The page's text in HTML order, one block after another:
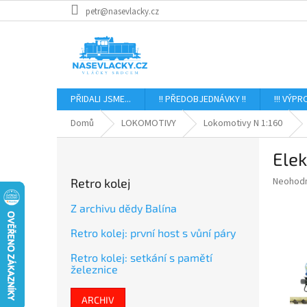
na
petr@nasevlacky.cz
PŘIDALI JSME... !! PŘEDOBJEDNÁVKY !! !!!
Domů
LOKOMOTIVY Lokomotivy N 1:160
Retro kolej
Z archivu dědy Balína
Retro kolej: první host s vůní páry
Retro kolej: setkání s pamětí
železnice
ARCHIV